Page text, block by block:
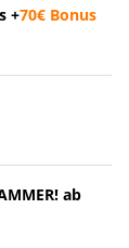
+70€ Bonus
ab